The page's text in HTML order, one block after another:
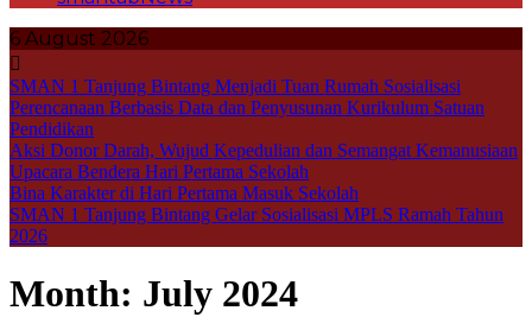
6 August 2026
SMAN 1 Tanjung Bintang Menjadi Tuan Rumah Sosialisasi
Perencanaan Berbasis Data dan Penyusunan Kurikulum Satuan
Pendidikan
Aksi Donor Darah, Wujud Kepedulian dan Semangat Kemanusiaan
Upacara Bendera Hari Pertama Sekolah
Bina Karakter di Hari Pertama Masuk Sekolah
SMAN 1 Tanjung Bintang Gelar Sosialisasi MPLS Ramah Tahun
2026
Month: July 2024